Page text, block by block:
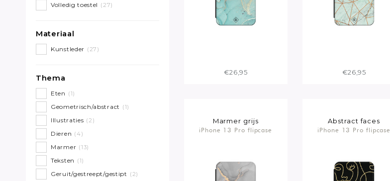
Volledig toestel (27)
Materiaal
Kunstleder (27)
Thema
Eten (1)
Geometrisch/abstract (1)
Illustraties (2)
Dieren (4)
Marmer (13)
Teksten (1)
Geruit/gestreept/gestipt (2)
€26,95 €26,95
Marmer grijs
iPhone 13 Pro flipcase
Abstract faces
iPhone 13 Pro flipcase